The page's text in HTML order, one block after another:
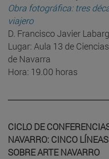
Obra fotográfica: tres
viajero
D. Francisco Javier
Lugar: Aula 13 de
de Navarra
Hora: 19.00 horas
CICLO DE
NAVARRO: CINCO
SOBRE ARTE NAVARRO